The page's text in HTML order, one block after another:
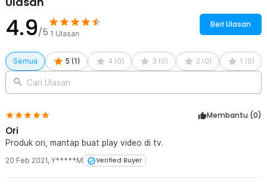
4.9/5 1 Ulasan
Beri Ulasan
Semua 5 (1 ) 4 (0) 3 (0) 2 (0) 1 (0)
Cari Ulasan
Membantu (0)
Ori
Produk ori, mantap buat play video di tv.
20 Feb 2021, Y*****M Verified Buyer